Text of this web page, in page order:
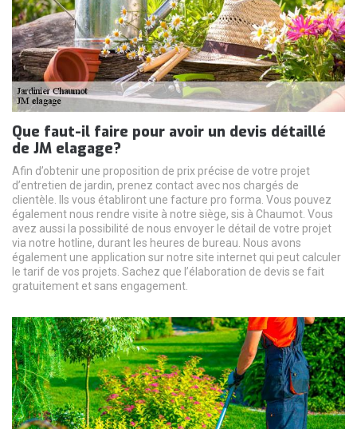
Que faut-il faire pour avoir un devis détaillé
de JM elagage?
Afin d’obtenir une proposition de prix précise de votre projet
d’entretien de jardin, prenez contact avec nos chargés de
clientèle. Ils vous établiront une facture pro forma. Vous pouvez
également nous rendre visite à notre siège, sis à Chaumot. Vous
avez aussi la possibilité de nous envoyer le détail de votre projet
via notre hotline, durant les heures de bureau. Nous avons
également une application sur notre site internet qui peut calculer
le tarif de vos projets. Sachez que l’élaboration de devis se fait
gratuitement et sans engagement.